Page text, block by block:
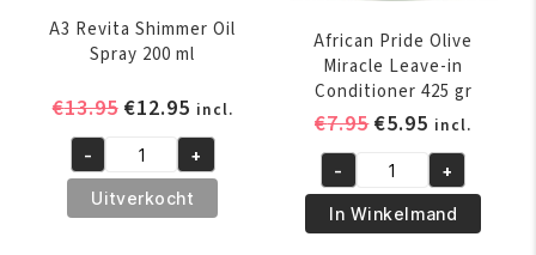
A3 Revita Shimmer Oil
Spray 200 ml
€13.95 Oorspronkelijke
was:
€13.95.
€12.95Huidige
prijs
is:
€12.95.
incl.
A3
Revita
Shimmer
- +
Uitverkocht
African Pride Olive
Miracle Leave-in
Conditioner 425 gr
€7.95
was:
€7.95.
€5.95 Huidige
prijs
is:
€5.95.
incl.
African
Pride
Olive
- +
In Winkelmand